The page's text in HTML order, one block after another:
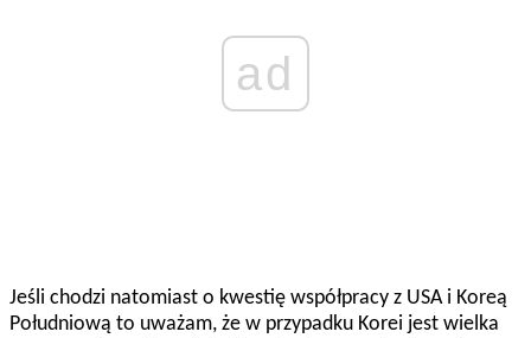
ad
Jeśli chodzi natomiast o kwestię współpracy z USA i Koreą
Południową to uważam, że w przypadku Korei jest wielka